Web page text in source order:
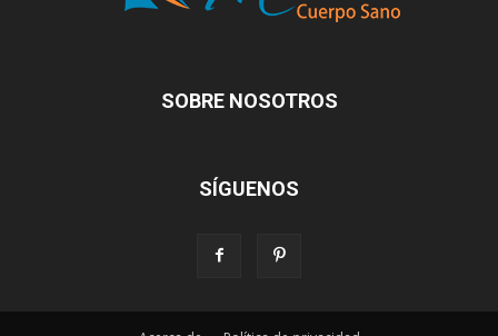
SOBRE NOSOTROS
SÍGUENOS